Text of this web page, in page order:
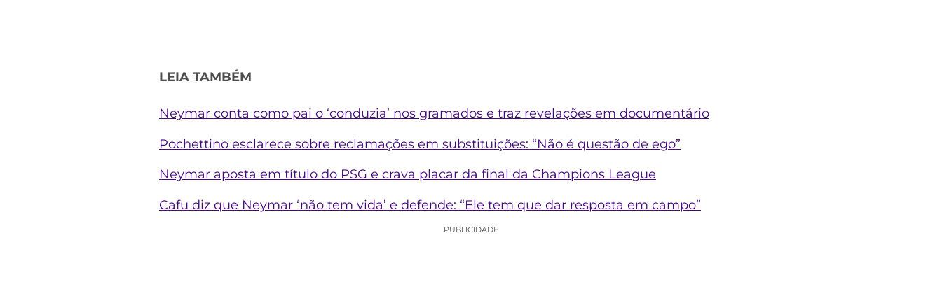
LEIA TAMBÉM
Neymar conta como pai o ‘conduzia’ nos gramados e traz revelações em documentário
Pochettino esclarece sobre reclamações em substituições: “Não é questão de ego”
Neymar aposta em título do PSG e crava placar da final da Champions League
Cafu diz que Neymar ‘não tem vida’ e defende: “Ele tem que dar resposta em campo”
PUBLICIDADE